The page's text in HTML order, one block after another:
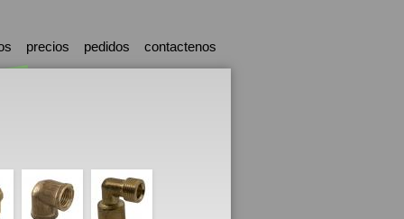
precios pedidos contactenos